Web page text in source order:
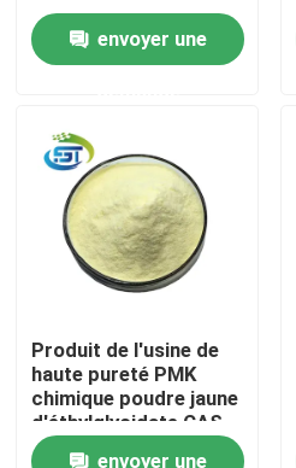
Contrôle de qualité
Contactez-nous
Demandez une citation
PMK chimique
Produit chimique de BDO
PMK
envoyer une
Produit de l'usine de
haute pureté PMK
chimique poudre jaune
d'éthylglycidate CAS
28578-16-7
envoyer une